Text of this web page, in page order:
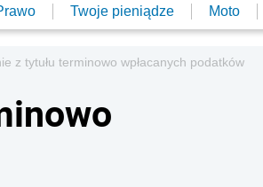
Twoje pieniądze Moto
z tytułu terminowo wpłacanych podatków